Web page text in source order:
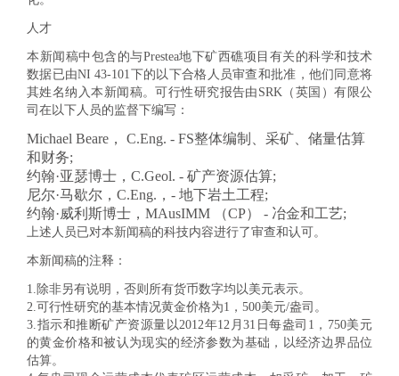
人才
本新闻稿中包含的与Prestea地下矿西礁项目有关的科学和技术
数据已由NI 43-101下的以下合格人员审查和批准，他们同意将
其姓名纳入本新闻稿。可行性研究报告由SRK（英国）有限公
司在以下人员的监督下编写：
Michael Beare， C.Eng. - FS整体编制、采矿、储量估算
和财务;
约翰·亚瑟博士，C.Geol. - 矿产资源估算;
尼尔·马歇尔，C.Eng.，- 地下岩土工程;
约翰·威利斯博士，MAusIMM （CP） - 冶金和工艺;
上述人员已对本新闻稿的科技内容进行了审查和认可。
本新闻稿的注释：
1. 除非另有说明，否则所有货币数字均以美元表示。
2. 可行性研究的基本情况黄金价格为1，500美元/盎司。
3. 指示和推断矿产资源量以2012年12月31日每盎司1，750美元
的黄金价格和被认为现实的经济参数为基础，以经济边界品位
估算。